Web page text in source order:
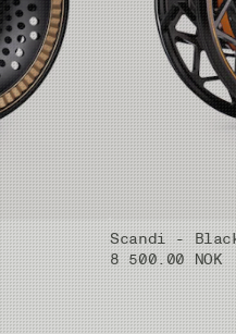
Scandi -
8 500.00 NOK